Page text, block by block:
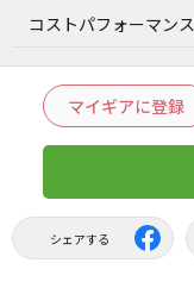
コストパフォーマンス
マイギアに登録
シェアする